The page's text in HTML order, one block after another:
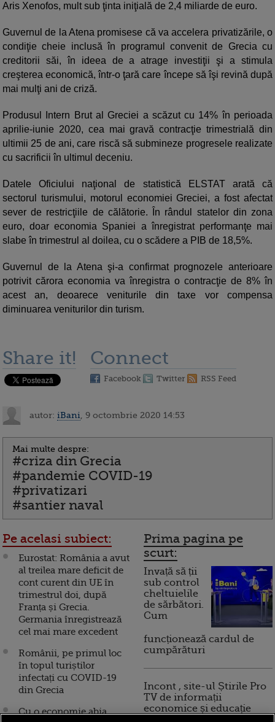
Aris Xenofos, mult sub ţinta iniţială de 2,4 miliarde de euro.
Guvernul de la Atena promisese că va accelera privatizările, o
condiţie cheie inclusă în programul convenit de Grecia cu
creditorii săi, în ideea de a atrage investiţii şi a stimula
creşterea economică, într-o ţară care începe să îşi revină după
mai mulţi ani de criză.
Produsul Intern Brut al Greciei a scăzut cu 14% în perioada
aprilie-iunie 2020, cea mai gravă contracţie trimestrială din
ultimii 25 de ani, care riscă să submineze progresele realizate
cu sacrificii în ultimul deceniu.
Datele Oficiului naţional de statistică ELSTAT arată că
sectorul turismului, motorul economiei Greciei, a fost afectat
sever de restricţiile de călătorie. În rândul statelor din zona
euro, doar economia Spaniei a înregistrat performanţe mai
slabe în trimestrul al doilea, cu o scădere a PIB de 18,5%.
Guvernul de la Atena şi-a confirmat prognozele anterioare
potrivit cărora economia va înregistra o contracţie de 8% în
acest an, deoarece veniturile din taxe vor compensa
diminuarea veniturilor din turism.
Share it! Connect
Facebook Twitter RSS Feed
autor: iBani , 9 octombrie 2020 14:53
Mai multe despre:
#criza din Grecia
#pandemie COVID-19
#privatizari
#santier naval
Pe acelasi subiect:
Eurostat: România a avut
al treilea mare deficit de
cont curent din UE în
trimestrul doi, după
Franța și Grecia.
Germania înregistrează
cel mai mare excedent
Românii, pe primul loc
în topul turiștilor
infectați cu COVID-19
din Grecia
Cu o economie abia
Prima pagina pe
scurt:
Invață să ții
sub control
cheltuielile
de sărbători.
Cum
funcționează cardul de
cumpărături
Incont , site-ul Știrile Pro
TV de informații
economice și educație